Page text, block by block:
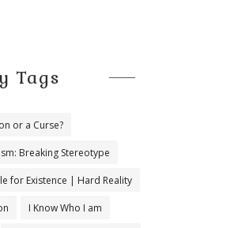
Tags
or a Curse?
Breaking Stereotype
for Existence | Hard Reality
I Know Who I am